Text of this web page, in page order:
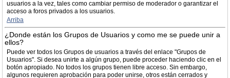
usuarios a la vez, tales como cambiar permiso de moderador o garantizar el
acceso a foros privados a los usuarios.
Arriba
¿Donde están los Grupos de Usuarios y como me se puede unir a
ellos?
Puede ver todos los Grupos de usuarios a través del enlace "Grupos de
Usuarios". Si desea unirte a algún grupo, puede proceder haciendo clic en el
botón apropiado. No todos los grupos tienen libre acceso. Sin embargo,
algunos requieren aprobación para poder unirse, otros están cerrados y